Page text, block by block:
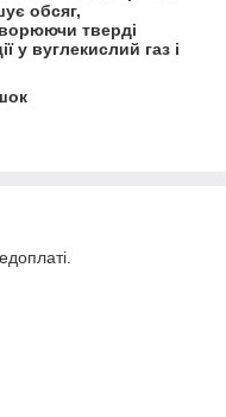
обсяг,
тверді
у вуглекислий газ і